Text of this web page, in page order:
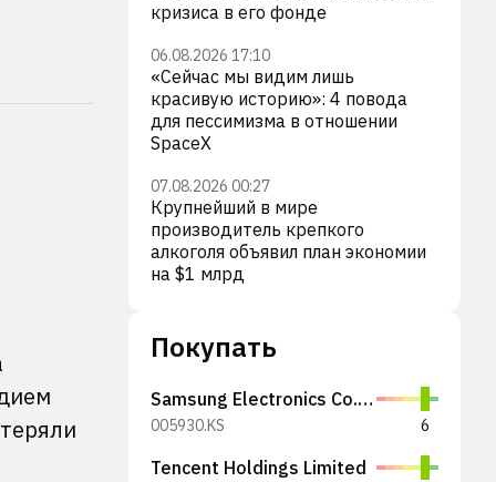
кризиса в его фонде
06.08.2026 17:10
«Сейчас мы видим лишь
красивую историю»: 4 повода
для пессимизма в отношении
SpaceX
07.08.2026 00:27
Крупнейший в мире
производитель крепкого
алкоголя объявил план экономии
на $1 млрд
Покупать
Samsung Electronics Co., Ltd.
005930.KS 6
Tencent Holdings Limited